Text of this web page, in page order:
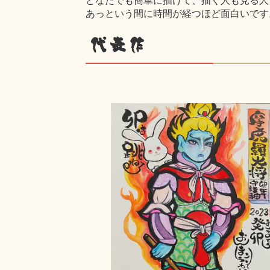
あっという間に時間が経つほど面白いで
代表作